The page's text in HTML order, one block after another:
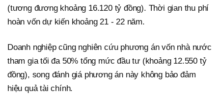
(tương đương khoảng 16.120 tỷ đồng). Thời gian thu phí
hoàn vốn dự kiến khoảng 21 - 22 năm.
Doanh nghiệp cũng nghiên cứu phương án vốn nhà nước
tham gia tối đa 50% tổng mức đầu tư (khoảng 12.550 tỷ
đồng), song đánh giá phương án này không bảo đảm
hiệu quả tài chính.